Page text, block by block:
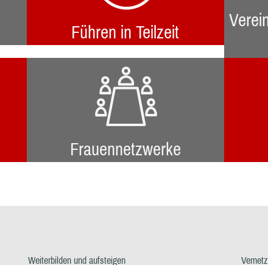
Führen in Teilzeit
Frauennetzwerke
Weiterbilden und aufsteigen